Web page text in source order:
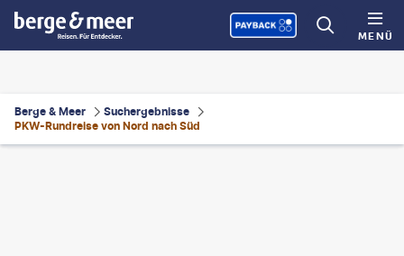
MENÜ
Berge & Meer
Suchergebnisse
PKW-Rundreise von Nord nach Süd